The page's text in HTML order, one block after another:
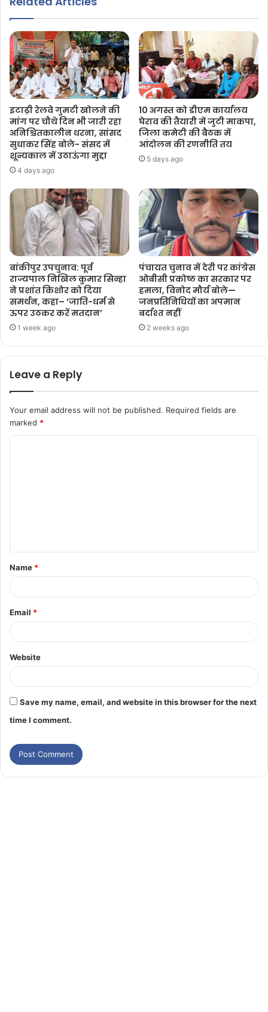
इटाढ़ी रेलवे गुमटी खोलने की
मांग पर चौथे दिन भी जारी रहा
अनिश्चितकालीन धरना, सांसद
सुधाकर सिंह बोले- संसद में
शून्यकाल में उठाऊंगा मुद्दा
4 days ago
10 अगस्त को डीएम कार्यालय
घेराव की तैयारी में जुटी माकपा,
जिला कमेटी की बैठक में
आंदोलन की रणनीति तय
5 days ago
बांकीपुर उपचुनाव: पूर्व
राज्यपाल निखिल कुमार सिन्हा
ने प्रशांत किशोर को दिया
समर्थन, कहा– ‘जाति-धर्म से
ऊपर उठकर करें मतदान’
1 week ago
पंचायत चुनाव में देरी पर कांग्रेस
ओबीसी प्रकोष्ठ का सरकार पर
हमला, विनोद मौर्य बोले—
जनप्रतिनिधियों का अपमान
बर्दाश्त नहीं
2 weeks ago
Leave a Reply
Your email address will not be published. Required fields are
marked *
Name *
Email *
Website
Save my name, email, and website in this browser for the next
time I comment.